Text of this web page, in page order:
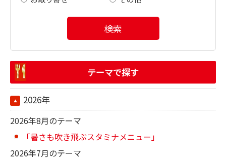
検索
テーマで探す
2026年
2026年8月のテーマ
「暑さも吹き飛ぶスタミナメニュー」
2026年7月のテーマ